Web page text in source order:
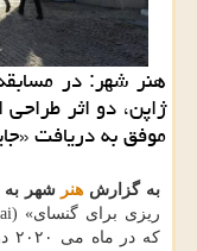
هنر شهر: در
ژاپن، دو اثر
موفق به دریافت
به گزارش هنر شهر به